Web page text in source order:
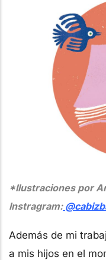
*Ilustraciones por
Instragram:
Además de mi
a mis hijos en el